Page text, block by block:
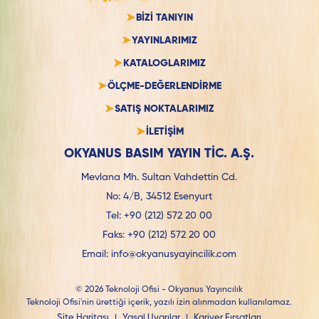
BİZİ TANIYIN
YAYINLARIMIZ
KATALOGLARIMIZ
ÖLÇME-DEĞERLENDİRME
SATIŞ NOKTALARIMIZ
İLETİŞİM
OKYANUS BASIM YAYIN TİC. A.Ş.
Mevlana Mh. Sultan Vahdettin Cd.
No: 4/B, 34512 Esenyurt
Tel:+90 (212) 572 20 00
Faks:+90 (212) 572 20 00
Email: info@okyanusyayincilik.com
© 2026 Teknoloji Ofisi - Okyanus Yayıncılık
Teknoloji Ofisi'nin ürettiği içerik, yazılı izin alınmadan kullanılamaz.